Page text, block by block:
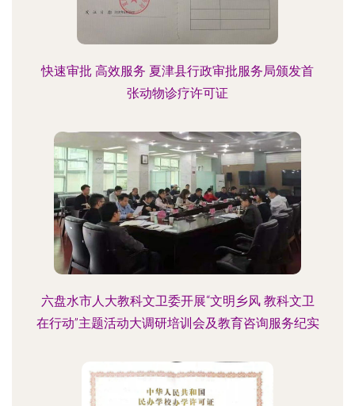
快速审批 高效服务 夏津县行政审批服务局颁发首
张动物诊疗许可证
六盘水市人大教科文卫委开展“文明乡风 教科文卫
在行动”主题活动大调研培训会及教育咨询服务纪实